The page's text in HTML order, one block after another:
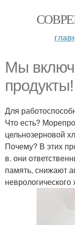
Мы
продукты!
Для
Что есть?
цельнозерновой
Почему? В этих
в. они
память, снижают